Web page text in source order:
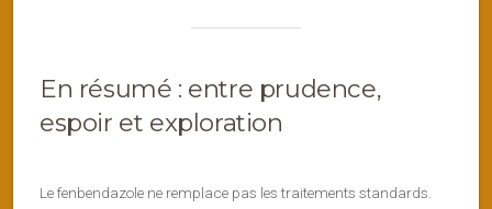
En résumé : entre prudence,
espoir et exploration
Le fenbendazole ne remplace pas les traitements standards.